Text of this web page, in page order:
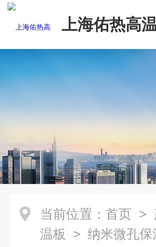
上海佑热高
当前位置： 首页 >
温板 > 纳米微孔保